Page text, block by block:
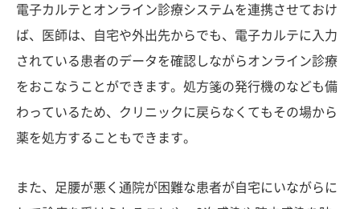
電子カルテとオンライン診療システムを連携させておけ
ば、医師は、自宅や外出先からでも、電子カルテに入力
されている患者のデータを確認しながらオンライン診療
をおこなうことができます。処方箋の発行機のなども備
わっているため、クリニックに戻らなくてもその場から
薬を処方することもできます。
また、足腰が悪く通院が困難な患者が自宅にいながらに